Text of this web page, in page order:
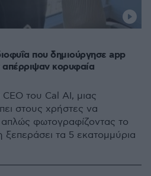
που δημιούργησε app
κορυφαία
CEO του Cal AI, μιας
στους χρήστες να
φωτογραφίζοντας το
τα 5 εκατομμύρια